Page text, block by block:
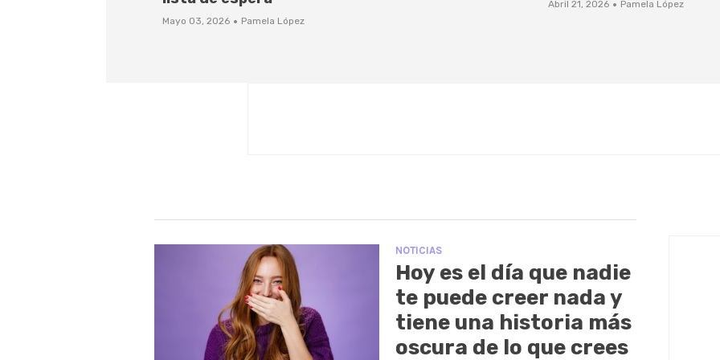
Mayo 03, 2026 · Pamela López
Abril 21, 2026 · Pamela López
NOTICIAS
Hoy es el día que nadie
te puede creer nada y
tiene una historia más
oscura de lo que crees